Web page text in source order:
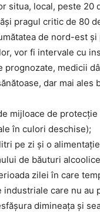
situa, local, peste 20
pragul critic de 80
de nord-est
vor fi intervale cu
medicii
dar mai ales
mijloace de
în culori deschise);
pe zi și o
de băuturi
zilei în care
care nu
dimineața și